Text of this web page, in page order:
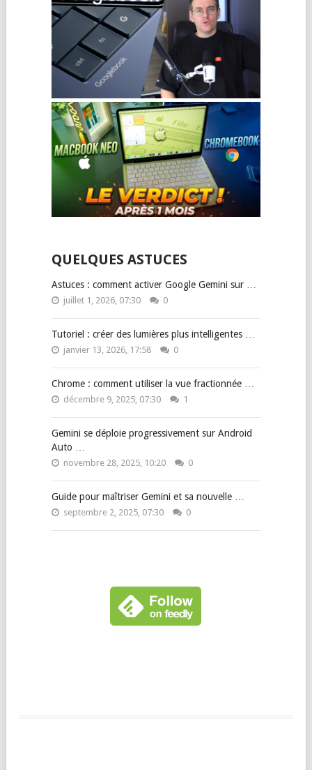
QUELQUES ASTUCES
Astuces : comment activer Google Gemini sur …
juillet 1, 2026, 07:30 0
Tutoriel : créer des lumières plus intelligentes …
janvier 13, 2026, 17:58 0
Chrome : comment utiliser la vue fractionnée …
décembre 9, 2025, 07:30 1
Gemini se déploie progressivement sur Android
Auto …
novembre 28, 2025, 10:20 0
Guide pour maîtriser Gemini et sa nouvelle …
septembre 2, 2025, 07:30 0